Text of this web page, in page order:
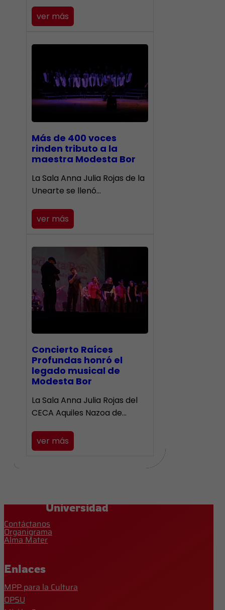
ver más
Más de 400 voces
rinden tributo a la
maestra Modesta Bor
​La Sala Anna Julia Rojas de la
Unearte se llenó…
ver más
​Concierto Raíces
Profundas honró el
legado musical de
Modesta Bor
La Sala Anna Julia Rojas del
CECA Aquiles Nazoa de…
ver más
Universidad
Contáctanos
Organigrama
Alma Mater
Enlaces
MPP para la Cultura
OPSU